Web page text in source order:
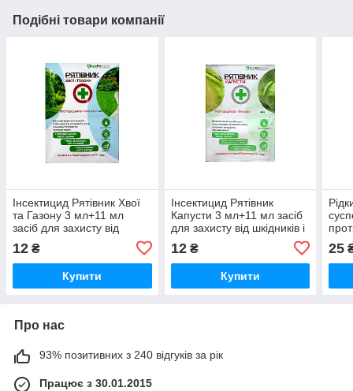
Подібні товари компанії
Інсектицид Рятівник Хвої
та Газону 3 мл+11 мл
засіб для захисту від
AgroProtection
12 ₴
Купити
Інсектицид Рятівник
Капусти 3 мл+11 мл засіб
для захисту від шкідників і
12₴
Купити
25
Про нас
93% позитивних з 240 відгуків за рік
Працює з 30.01.2015